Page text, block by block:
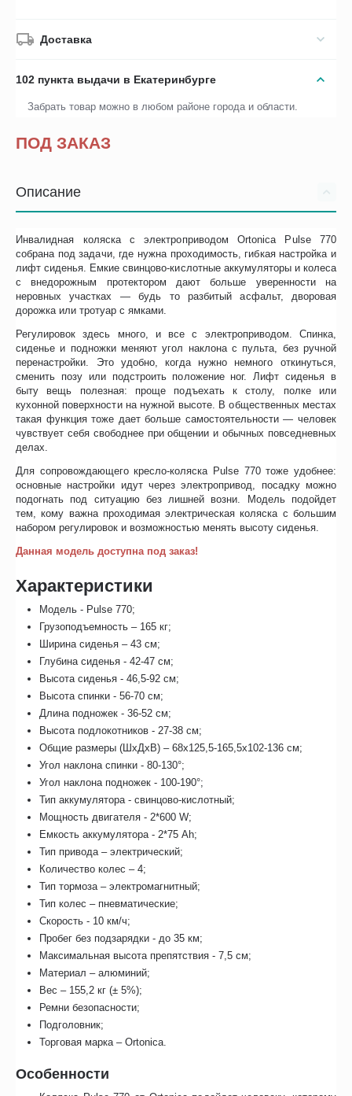
Доставка
102 пункта выдачи в Екатеринбурге
Забрать товар можно в любом районе города и области.
ПОД ЗАКАЗ
Описание
Инвалидная коляска с электроприводом Ortonica Pulse 770
собрана под задачи, где нужна проходимость, гибкая настройка и
лифт сиденья. Емкие свинцово-кислотные аккумуляторы и колеса
с внедорожным протектором дают больше уверенности на
неровных участках — будь то разбитый асфальт, дворовая
дорожка или тротуар с ямками.
Регулировок здесь много, и все с электроприводом. Спинка,
сиденье и подножки меняют угол наклона с пульта, без ручной
перенастройки. Это удобно, когда нужно немного откинуться,
сменить позу или подстроить положение ног. Лифт сиденья в
быту вещь полезная: проще подъехать к столу, полке или
кухонной поверхности на нужной высоте. В общественных местах
такая функция тоже дает больше самостоятельности — человек
чувствует себя свободнее при общении и обычных повседневных
делах.
Для сопровождающего кресло-коляска Pulse 770 тоже удобнее:
основные настройки идут через электропривод, посадку можно
подогнать под ситуацию без лишней возни. Модель подойдет
тем, кому важна проходимая электрическая коляска с большим
набором регулировок и возможностью менять высоту сиденья.
Данная модель доступна под заказ!
Характеристики
Модель - Pulse 770;
Грузоподъемность – 165 кг;
Ширина сиденья – 43 см;
Глубина сиденья - 42-47 см;
Высота сиденья - 46,5-92 см;
Высота спинки - 56-70 см;
Длина подножек - 36-52 см;
Высота подлокотников - 27-38 см;
Общие размеры (ШхДхВ) – 68х125,5-165,5х102-136 см;
Угол наклона спинки - 80-130°;
Угол наклона подножек - 100-190°;
Тип аккумулятора - свинцово-кислотный;
Мощность двигателя - 2*600 W;
Емкость аккумулятора - 2*75 Ah;
Тип привода – электрический;
Количество колес – 4;
Тип тормоза – электромагнитный;
Тип колес – пневматические;
Скорость - 10 км/ч;
Пробег без подзарядки - до 35 км;
Максимальная высота препятствия - 7,5 см;
Материал – алюминий;
Вес – 155,2 кг (± 5%);
Ремни безопасности;
Подголовник;
Торговая марка – Ortonica.
Особенности